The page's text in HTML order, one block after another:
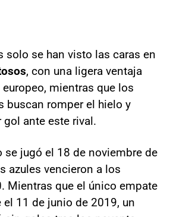
solo se han visto las caras en
, con una ligera ventaja
mientras que los
buscan romper el hielo y
gol ante este rival.
se jugó el 18 de noviembre de
azules vencieron a los
Mientras que el único empate
11 de junio de 2019, un